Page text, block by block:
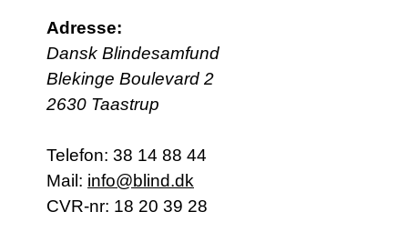
Adresse:
Dansk Blindesamfund
Blekinge Boulevard 2
2630 Taastrup
Telefon: 38 14 88 44
Mail: info@blind.dk
CVR-nr: 18 20 39 28